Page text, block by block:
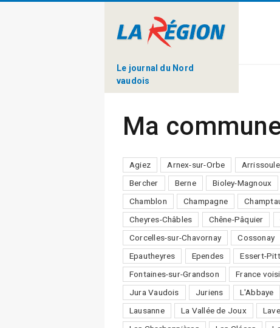
Le journal du Nord
vaudois
Ma
Agiez Arnex-sur-Orbe
Bercher
Berne Bioley-Magnoux
Chamblon
Champagne
Cheyres-Châbles
Chêne-Pâquier
Corcelles-sur-Chavornay
Cossonay
Epautheyres
Ependes Essert-
Fontaines-sur-Grandson
France
Jura Vaudois
Juriens L'Abbaye
Lausanne
La Vallée de Joux